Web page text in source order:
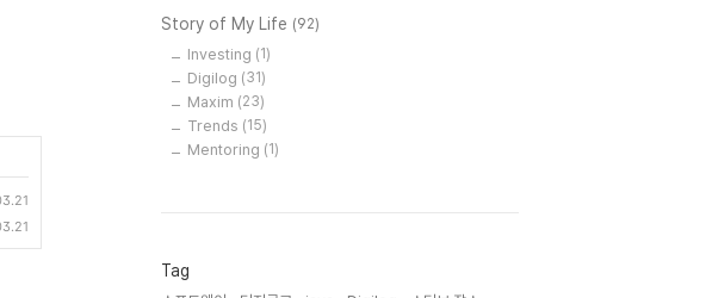
Story of My Life (92)
Investing (1)
Digilog (31)
Maxim (23)
Trends (15)
Mentoring (1)
Tag